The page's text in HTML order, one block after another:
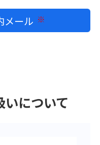
メール
について